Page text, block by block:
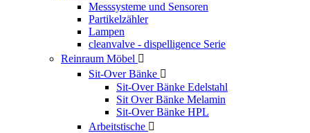
Messsysteme und Sensoren
Partikelzähler
Lampen
cleanvalve - dispelligence Serie
Reinraum Möbel 
Sit-Over Bänke 
Sit-Over Bänke Edelstahl
Sit Over Bänke Melamin
Sit-Over Bänke HPL
Arbeitstische 